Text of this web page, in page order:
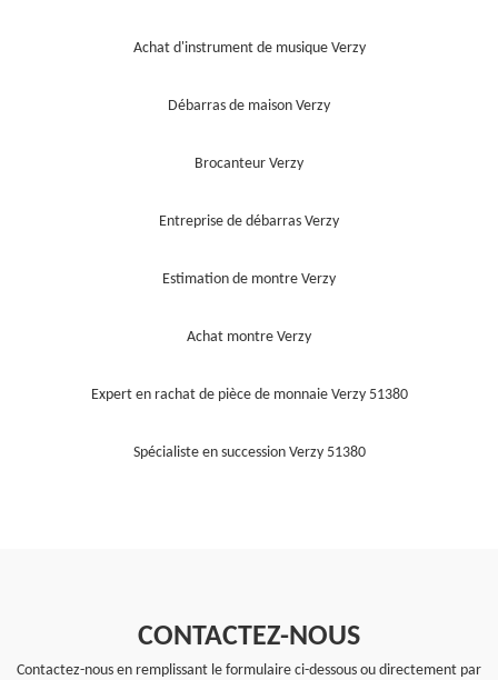
Achat d'instrument de musique Verzy
Débarras de maison Verzy
Brocanteur Verzy
Entreprise de débarras Verzy
Estimation de montre Verzy
Achat montre Verzy
Expert en rachat de pièce de monnaie Verzy 51380
Spécialiste en succession Verzy 51380
CONTACTEZ-NOUS
Contactez-nous en remplissant le formulaire ci-dessous ou directement par